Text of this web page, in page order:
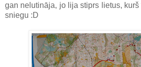
gan nelutināja, jo lija stiprs lietus,
sniegu :D